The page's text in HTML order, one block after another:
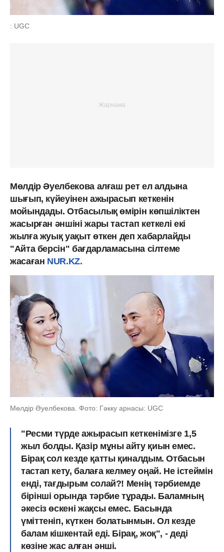
: UGC
Мөлдір Әуелбекова алғаш рет ел алдына
шығып, күйеуінен ажырасып кеткенін
мойындады. Отбасылық өмірін көпшіліктен
жасырған әншіні жары тастап кеткелі екі
жылға жуық уақыт өткен деп хабарлайды
"Айта берсін" бағдарламасына сілтеме
жасаған NUR.KZ.
Мөлдір Әуелбекова. Фото: Гәкку арнасы: UGC
"Ресми түрде ажырасып кеткенімізге 1,5
жыл болды. Қазір мұны айту қиын емес.
Бірақ сол кезде қатты қиналдым. Отбасын
тастап кету, балаға келмеу оңай. Не істеймін
енді, тағдырым солай?! Менің тәрбиемде
бірінші орында тәрбие тұрады. Баламның
әкесіз өскені жақсы емес. Басында
үміттеніп, күткен болатынмын. Ол кезде
балам кішкентай еді. Бірақ, жоқ", - деді
көзіне жас алған әнші.